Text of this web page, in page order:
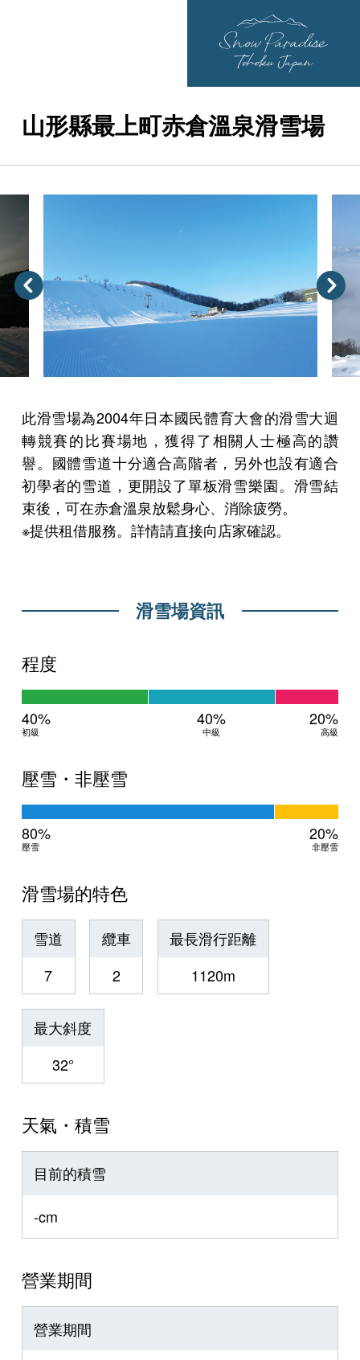
山形縣最上町赤倉溫泉滑雪場
此滑雪場為2004年日本國民體育大會的滑雪大迴
轉競賽的比賽場地，獲得了相關人士極高的讚
譽。國體雪道十分適合高階者，另外也設有適合
初學者的雪道，更開設了單板滑雪樂園。滑雪結
束後，可在赤倉溫泉放鬆身心、消除疲勞。
※提供租借服務。詳情請直接向店家確認。
滑雪場資訊
程度
40%
初級
40%
中級
20%
高級
壓雪・非壓雪
80%
壓雪
20%
非壓雪
滑雪場的特色
雪道
7
纜車
2
最長滑行距離
1120m
最大斜度
32°
天氣・積雪
目前的積雪
-cm
營業期間
營業期間